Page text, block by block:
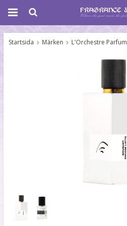
Startsida Märken L'Orchestre Parfum